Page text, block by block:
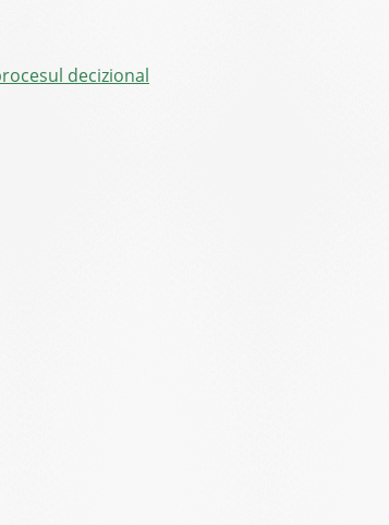
decizional